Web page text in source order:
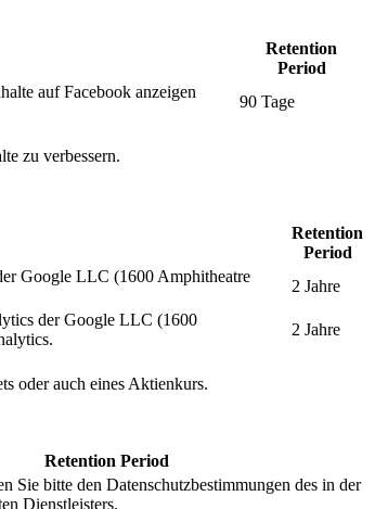
Retention
Period
auf Facebook anzeigen
90 Tage
zu verbessern.
Retention
Period
Google LLC (1600 Amphitheatre
2 Jahre
der Google LLC (1600
2 Jahre
oder auch eines Aktienkurs.
Retention Period
Sie bitte den Datenschutzbestimmungen des in der
Dienstleisters.